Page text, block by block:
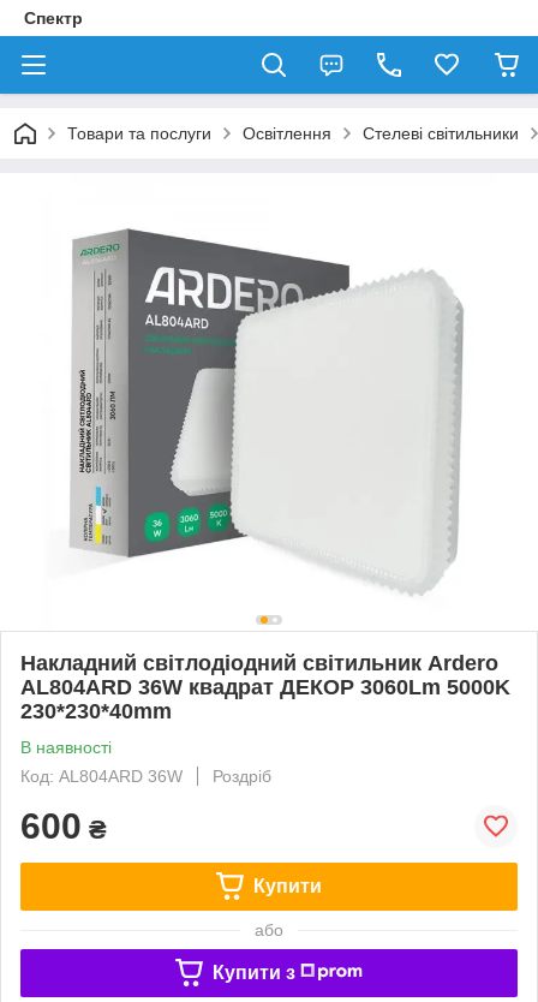
Спектр
Товари та послуги Освітлення Стелеві світильники
Накладний світлодіодний світильник Ardero
AL804ARD 36W квадрат ДЕКОР 3060Lm 5000K
230*230*40mm
В наявності
Код: AL804ARD 36W
Роздріб
600 ₴
Купити
або
Купити з